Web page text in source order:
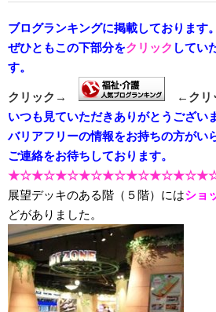
ブログランキングに掲載しております。
ぜひともこの下部分をクリック してい
す。
クリック→
←クリ
いつも見ていただきありがとうござい
バリアフリーの情報をお持ちの方がい
ご連絡をお待ちしております。
展望デッキのある階（５階）にはショ
どがありました。